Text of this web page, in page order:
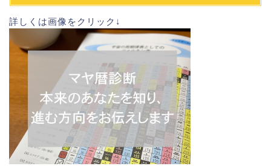
ス
詳しくは画像をクリック↓